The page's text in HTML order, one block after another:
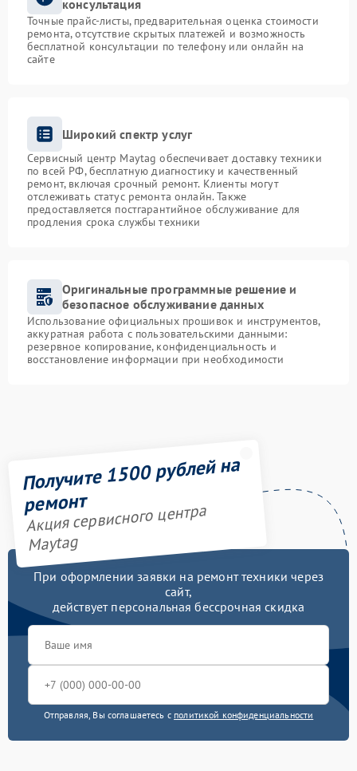
консультация
Точные прайс-листы, предварительная оценка стоимости
ремонта, отсутствие скрытых платежей и возможность
бесплатной консультации по телефону или онлайн на
сайте
Широкий спектр услуг
Сервисный центр Maytag обеспечивает доставку техники
по всей РФ, бесплатную диагностику и качественный
ремонт, включая срочный ремонт. Клиенты могут
отслеживать статус ремонта онлайн. Также
предоставляется постгарантийное обслуживание для
продления срока службы техники
Оригинальные программные решение и
безопасное обслуживание данных
Использование официальных прошивок и инструментов,
аккуратная работа с пользовательскими данными:
резервное копирование, конфиденциальность и
восстановление информации при необходимости
Получите 1500 рублей на
ремонт
Акция сервисного центра
Maytag
При оформлении заявки на ремонт техники через
сайт,
действует персональная бессрочная скидка
Отправляя, Вы соглашаетесь с политикой конфиденциальности